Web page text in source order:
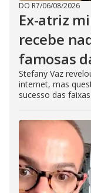
DO R7/06/08/2026
Ex-atriz
recebe
famosas
Stefany Vaz
internet, mas
sucesso das faixas